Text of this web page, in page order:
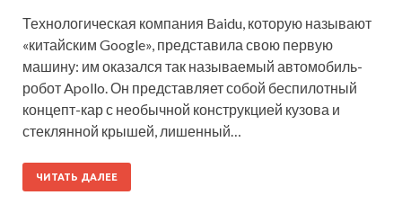
Технологическая компания Baidu, которую называют
«китайским Google», представила свою первую
машину: им оказался так называемый автомобиль-
робот Apollo. Он представляет собой беспилотный
концепт-кар с необычной конструкцией кузова и
стеклянной крышей, лишенный…
ЧИТАТЬ ДАЛЕЕ